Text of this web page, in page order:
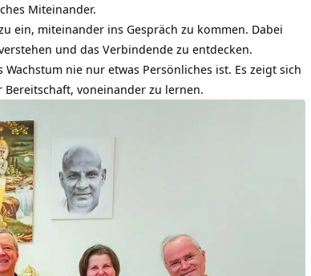
Miteinander.
ein, miteinander ins Gespräch zu kommen. Dabei
und das Verbindende zu entdecken.
nie nur etwas Persönliches ist. Es zeigt sich
voneinander zu lernen.